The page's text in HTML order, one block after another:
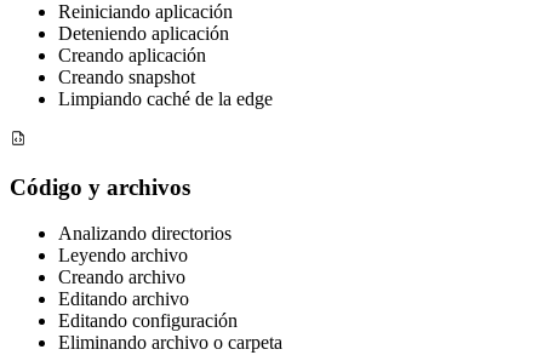
Reiniciando aplicación
Deteniendo aplicación
Creando aplicación
Creando snapshot
Limpiando caché de la edge
Código y archivos
Analizando directorios
Leyendo archivo
Creando archivo
Editando archivo
Editando configuración
Eliminando archivo o carpeta